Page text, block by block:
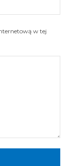
w tej